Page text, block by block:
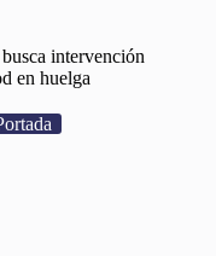
intervención
en huelga